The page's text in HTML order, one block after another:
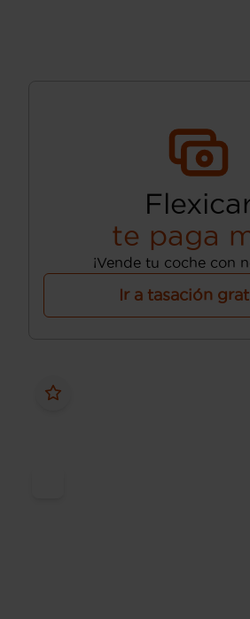
te paga
¡Vende tu coche con
Ir a tasación